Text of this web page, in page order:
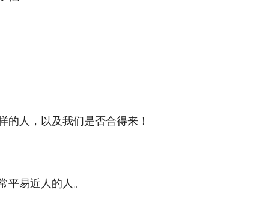
人，以及我们是否合得来！
易近人的人。